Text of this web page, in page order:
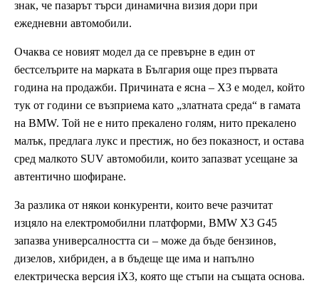
знак, че пазарът търси динамична визия дори при
ежедневни автомобили.
Очаква се новият модел да се превърне в един от
бестселърите на марката в България още през първата
година на продажби. Причината е ясна – X3 е модел, който
тук от години се възприема като „златната среда“ в гамата
на BMW. Той не е нито прекалено голям, нито прекалено
малък, предлага лукс и престиж, но без показност, и остава
сред малкото SUV автомобили, които запазват усещане за
автентично шофиране.
За разлика от някои конкуренти, които вече разчитат
изцяло на електромобилни платформи, BMW X3 G45
запазва универсалността си – може да бъде бензинов,
дизелов, хибриден, а в бъдеще ще има и напълно
електрическа версия iX3, която ще стъпи на същата основа.